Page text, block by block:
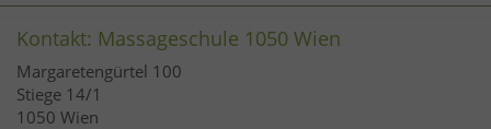
Kontakt: Massageschule 1050 Wien
Margaretengürtel 100
Stiege 14/1
1050 Wien